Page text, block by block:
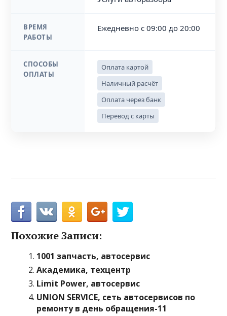
ВРЕМЯ
РАБОТЫ
Ежедневно с 09:00 до 20:00
СПОСОБЫ
ОПЛАТЫ
Оплата картой
Наличный расчёт
Оплата через банк
Перевод с карты
Похожие Записи:
1001 запчасть, автосервис
Академика, техцентр
Limit Power, автосервис
UNION SERVICE, сеть автосервисов по
ремонту в день обращения-11